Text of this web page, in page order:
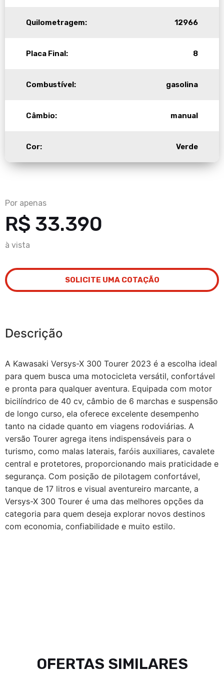
Quilometragem: 12966
Placa Final: 8
Combustível: gasolina
Câmbio: manual
Cor: Verde
Por apenas
R$ 33.390
à vista
SOLICITE UMA COTAÇÃO
Descrição
A Kawasaki Versys-X 300 Tourer 2023 é a escolha ideal
para quem busca uma motocicleta versátil, confortável
e pronta para qualquer aventura. Equipada com motor
bicilíndrico de 40 cv, câmbio de 6 marchas e suspensão
de longo curso, ela oferece excelente desempenho
tanto na cidade quanto em viagens rodoviárias. A
versão Tourer agrega itens indispensáveis para o
turismo, como malas laterais, faróis auxiliares, cavalete
central e protetores, proporcionando mais praticidade e
segurança. Com posição de pilotagem confortável,
tanque de 17 litros e visual aventureiro marcante, a
Versys-X 300 Tourer é uma das melhores opções da
categoria para quem deseja explorar novos destinos
com economia, confiabilidade e muito estilo.
OFERTAS SIMILARES